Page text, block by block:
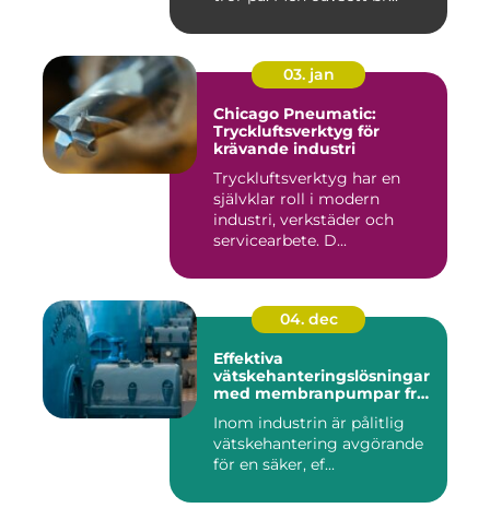
03. jan
Chicago Pneumatic:
Tryckluftsverktyg för
krävande industri
Tryckluftsverktyg har en
självklar roll i modern
industri, verkstäder och
servicearbete. D...
04. dec
Effektiva
vätskehanteringslösningar
med membranpumpar från
Inom industrin är pålitlig
vätskehantering avgörande
för en säker, ef...